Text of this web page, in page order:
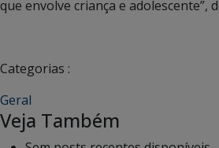
que envolve criança e adolescente”,
Categorias :
Geral
Veja Também